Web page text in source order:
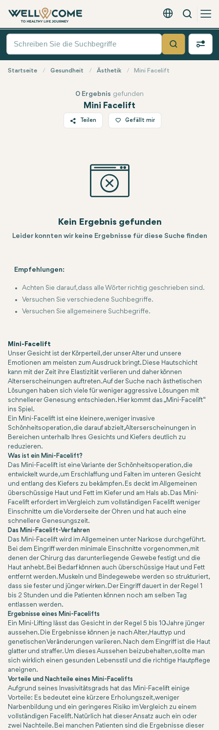
Deutsch - EUR
Suche
Quick
Suche
Startseite Gesundheit Ästhetik Mini Facelift
Mini Facelift
0 Ergebnis gefunden
Teilen
WhatsApp
Gefällt mir
Kein Ergebnis gefunden
Leider konnten wir keine Ergebnisse für diese Suche finden
Empfehlungen:
Achten Sie darauf, dass alle Wörter richtig geschrieben sind.
Versuchen Sie verschiedene Suchbegriffe.
Versuchen Sie allgemeinere Suchbegriffe.
Mini-Facelift
Unser Gesicht ist der Körperteil, der unser Alter und unsere
Emotionen am meisten zum Ausdruck bringt. Diese Hautschicht
kann mit der Zeit ihre Elastizität verlieren und daher können
Alterserscheinungen auftreten. Auf der Suche nach ästhetischen
Lösungen haben sich viele für weniger aggressive Lösungen mit
schnellerer Genesung entschieden. Hier kommt das „Mini-Facelift“
ins Spiel.
Ein Mini-Facelift ist eine kleinere, weniger invasive
Schönheitsoperation, die darauf abzielt, Alterserscheinungen in
Bereichen unterhalb Ihres Gesichts und Kiefers deutlich zu
reduzieren.
Was ist ein Mini-Facelift?
Das Mini-Facelift ist eine Variante der Schönheitsoperation, die
entwickelt wurde, um Erschlaffung und Falten im unteren Gesicht
und entlang des Kiefers zu bekämpfen. Es deckt im Allgemeinen
überschüssige Haut und Fett im Kiefer und am Hals ab. Das Mini-
Facelift erfordert im Vergleich zum vollständigen Facelift weniger
Einschnitte um die Vorderseite der Ohren und hat auch eine
schnellere Genesungszeit.
Das Mini-Facelift-Verfahren
Das Mini-Facelift wird im Allgemeinen unter Narkose durchgeführt.
Bei dem Eingriff werden minimale Einschnitte vorgenommen, mit
denen der Chirurg das darunterliegende Gewebe festigt und die
Haut anhebt. Bei Bedarf können auch überschüssige Haut und Fett
entfernt werden. Muskeln und Bindegewebe werden so strukturiert,
dass sie fester und jünger wirken. Der Eingriff dauert in der Regel 1
bis 2 Stunden und die Patienten können noch am selben Tag
entlassen werden.
Ergebnisse eines Mini-Facelifts
Ein Mini-Lifting lässt das Gesicht in der Regel 5 bis 10 Jahre jünger
aussehen. Die Ergebnisse können je nach Alter, Hauttyp und
genetischen Veränderungen variieren. Nach dem Eingriff ist die Haut
glatter und straffer. Um dieses Aussehen beizubehalten, sollte man
sich wirklich einen gesunden Lebensstil und die richtige Hautpflege
aneignen.
Vorteile und Nachteile eines Mini-Facelifts
Aufgrund seines Invasivitätsgrads hat das Mini-Facelift einige
Vorteile: Es bedeutet eine kürzere Erholungszeit, weniger
Narbenbildung und ein geringeres Risiko im Vergleich zu einem
vollständigen Facelift. Natürlich hat dieser Ansatz auch ein oder
zwei Nachteile. Bei manchen Patienten sind die Ergebnisse dieser